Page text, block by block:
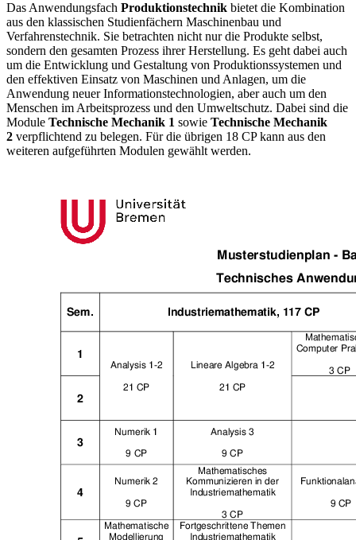
Das Anwendungsfach Produktionstechnik bietet die Kombination
aus den klassischen Studienfächern Maschinenbau und
Verfahrenstechnik. Sie betrachten nicht nur die Produkte selbst,
sondern den gesamten Prozess ihrer Herstellung. Es geht dabei auch
um die Entwicklung und Gestaltung von Produktionssystemen und
den effektiven Einsatz von Maschinen und Anlagen, um die
Anwendung neuer Informationstechnologien, aber auch um den
Menschen im Arbeitsprozess und den Umweltschutz. Dabei sind die
Module Technische Mechanik 1 sowie Technische Mechanik
2 verpflichtend zu belegen. Für die übrigen 18 CP kann aus den
weiteren aufgeführten Modulen gewählt werden.